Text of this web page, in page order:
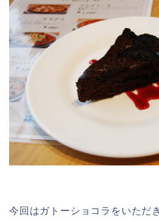
今回はガトーショコラをいただ